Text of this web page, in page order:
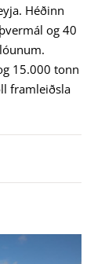
Héðinn
og 40
15.000 tonn
framleiðsla